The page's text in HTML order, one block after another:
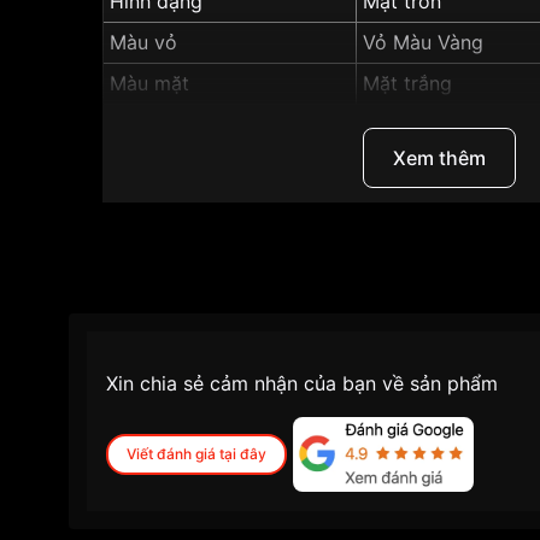
Màu vỏ
Vỏ Màu Vàng
Màu mặt
Mặt trắng
7.3mm
"Orient 38mm Nam
Xem thêm
Xin chia sẻ cảm nhận của bạn về sản phẩm
Viết đánh giá tại đây